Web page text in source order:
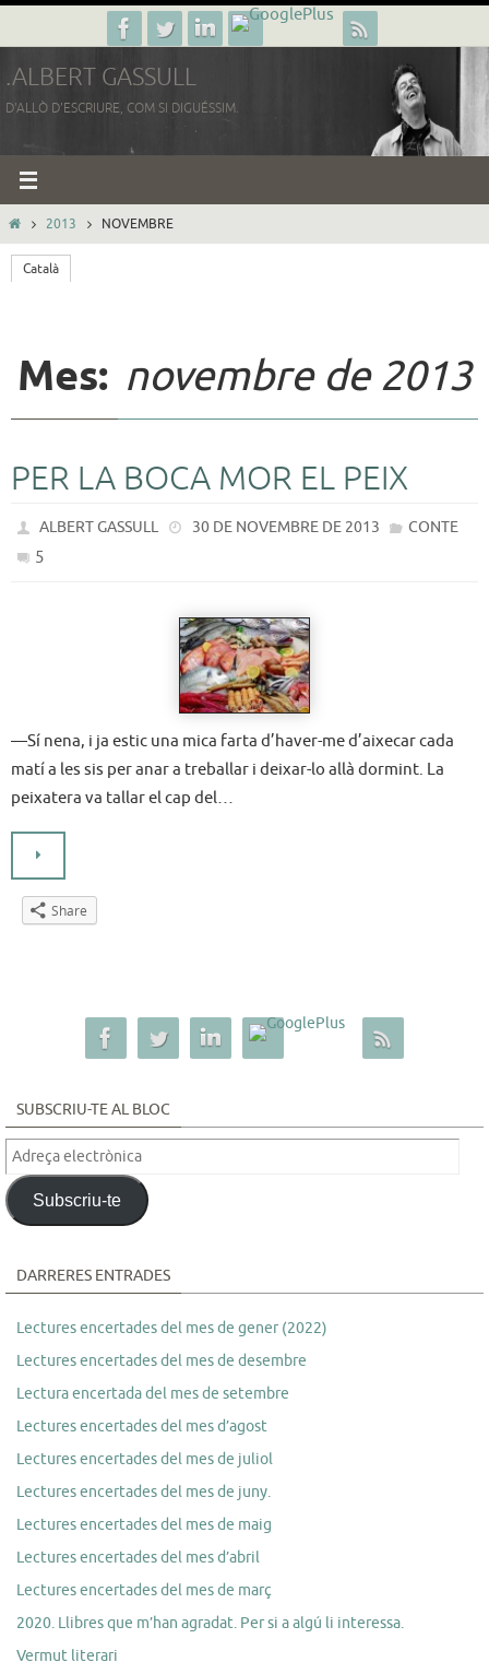
to
content
.ALBERT GASSULL
D'ALLÒ D'ESCRIURE, COM SI DIGUÉSSIM.
HOME2013 NOVEMBRE
Català
Mes: novembre de 2013
PER LA BOCA MOR EL PEIX
ALBERT GASSULL 30 DE NOVEMBRE DE 2013 CONTE
5
—Sí nena, i ja estic una mica farta d’haver-me d’aixecar cada
matí a les sis per anar a treballar i deixar-lo allà dormint. La
peixatera va tallar el cap del…
Share
SUBSCRIU-TE AL BLOC
Adreça
electrònica
Subscriu-te
DARRERES ENTRADES
Lectures encertades del mes de gener (2022)
Lectures encertades del mes de desembre
Lectura encertada del mes de setembre
Lectures encertades del mes d’agost
Lectures encertades del mes de juliol
Lectures encertades del mes de juny.
Lectures encertades del mes de maig
Lectures encertades del mes d’abril
Lectures encertades del mes de març
2020. Llibres que m’han agradat. Per si a algú li interessa.
Vermut literari